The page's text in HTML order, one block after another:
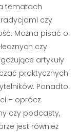
tematach
czy
Można pisać o
czy
artykuły
praktycznych
Ponadto
– oprócz
czy podcasty,
jest również